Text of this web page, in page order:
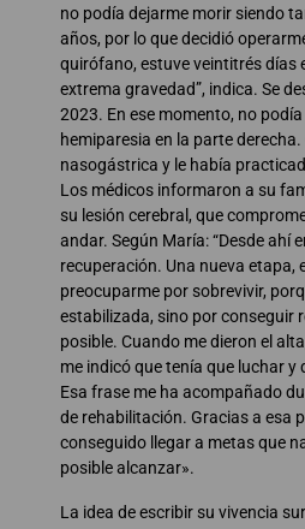
no podía dejarme morir siendo
años, por lo que decidió
quirófano, estuve veintitrés días
extrema gravedad”, indica. Se
2023. En ese momento, no
hemiparesia en la parte
nasogástrica y le había
Los médicos informaron a su
su lesión cerebral, que
andar. Según María: “Desde ahí
recuperación. Una nueva etapa,
preocuparme por sobrevivir,
estabilizada, sino por conseguir
posible. Cuando me dieron el
me indicó que tenía que luchar y
Esa frase me ha acompañado
de rehabilitación. Gracias a esa
conseguido llegar a metas que
posible alcanzar».
La idea de escribir su vivencia